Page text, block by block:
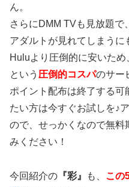
ん。
さらにDMM TVも見放題
アダルトが見れてしまう
Huluより圧倒的に安いた
という 圧倒的コスパのサー
ポイント配布は終了する
たい方は今すぐお試しを♪
ので、せっかくなので無料
みください！
今回紹介の 『彩』 も、 この